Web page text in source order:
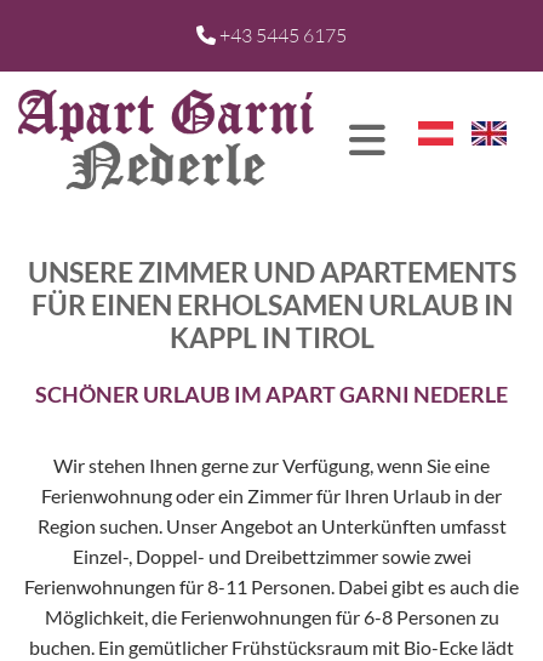
+43 5445 6175
UNSERE ZIMMER UND APARTEMENTS
FÜR EINEN ERHOLSAMEN URLAUB IN
KAPPL IN TIROL
SCHÖNER URLAUB IM APART GARNI NEDERLE
Wir stehen Ihnen gerne zur Verfügung, wenn Sie eine
Ferienwohnung oder ein Zimmer für Ihren Urlaub in der
Region suchen. Unser Angebot an Unterkünften umfasst
Einzel-, Doppel- und Dreibettzimmer sowie zwei
Ferienwohnungen für 8-11 Personen. Dabei gibt es auch die
Möglichkeit, die Ferienwohnungen für 6-8 Personen zu
buchen. Ein gemütlicher Frühstücksraum mit Bio-Ecke lädt